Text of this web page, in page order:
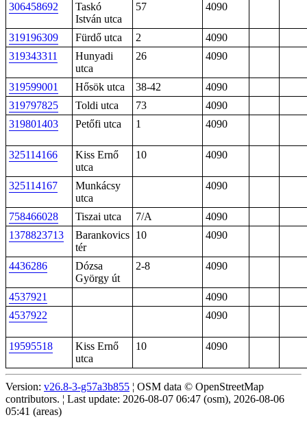
306458692
Taskó
István utca
57 4090
319196309 Fürdő utca 2
4090
319343311
Hunyadi
utca
26 4090
319599001 Hősök utca 38-42
4090
319797825
Toldi utca 73
4090
319801403
Petőfi utca 1 4090
325114166
Kiss Ernő
utca
10 4090
325114167
Munkácsy
utca
4090
758466028 Tiszai utca 7/A
4090
1378823713
Barankovics
tér
10 4090
4436286
Dózsa
György út
2-8 4090
4537921
4090
4537922
4090
19595518
Kiss Ernő
utca
10 4090
Version: v26.8-3-g57a3b855 ¦ OSM data © OpenStreetMap
contributors. ¦ Last update: 2026-08-07 06:47 (osm), 2026-08-06
05:41 (areas)